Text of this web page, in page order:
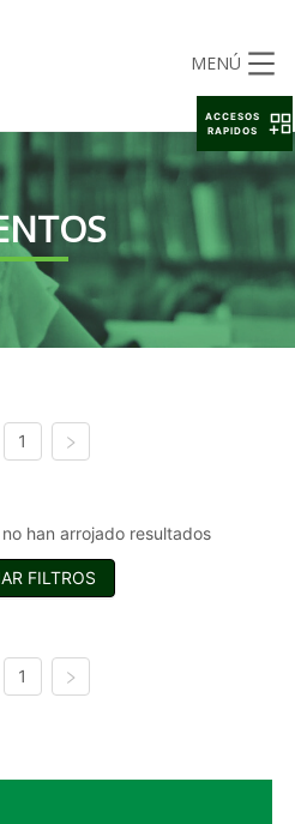
MENÚ
1
han arrojado resultados
FILTROS
1
ACCESOS
RAPIDOS